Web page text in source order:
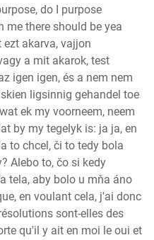
do I purpose
me there should be yea
ezt akarva, vajjon
a mit akarok, test
igen igen, és a nem nem
ligsinnig gehandel toe
ek my voorneem, neem
by my tegelyk is: ja ja, en
to chcel, či to tedy bola
Alebo to, čo si kedy
tela, aby bolo u mňa áno
en voulant cela, j'ai donc
sont-elles des
qu'il y ait en moi le oui et